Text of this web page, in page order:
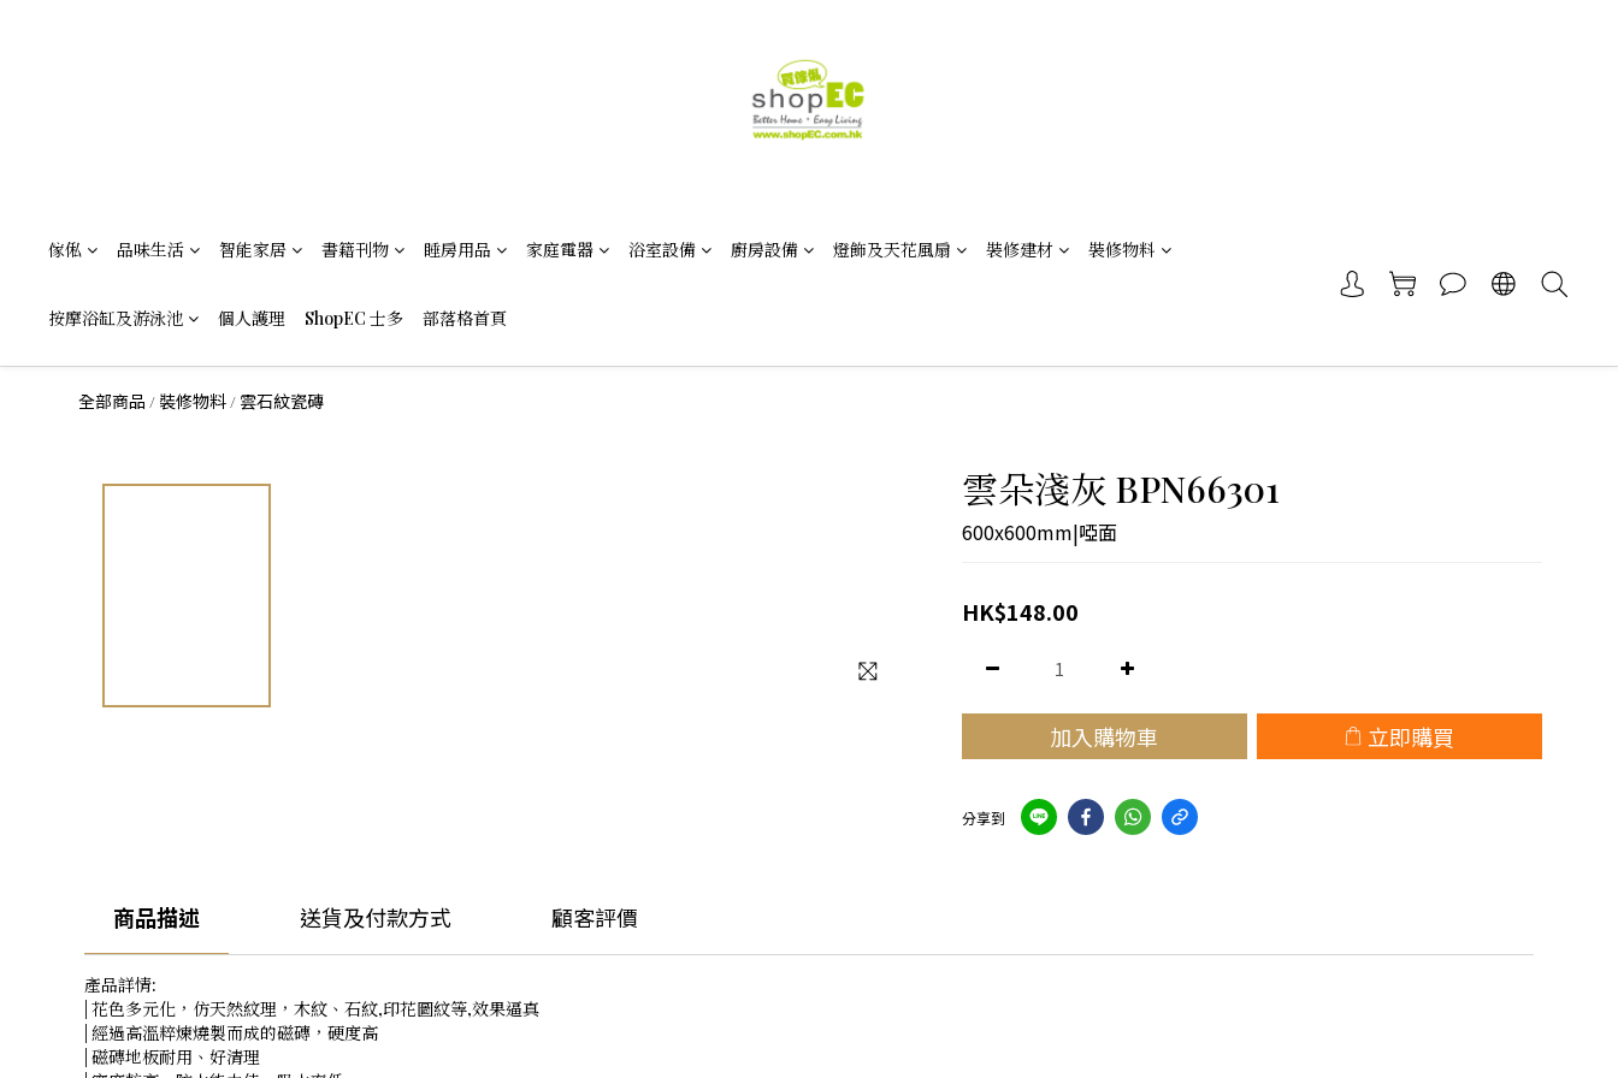
傢俬 品味生活 智能家居 書籍刊物 睡房用品 家庭電器 浴室設備 廚房設備 燈飾及天花風扇 裝修建材 裝修物料
按摩浴缸及游泳池 個人護理 ShopEC 士多 部落格首頁
全部商品 / 裝修物料 / 雲石紋瓷磚
雲朵淺灰 BPN66301
600x600mm|啞面
HK$148.00
加入購物車 立即購買
分享到
商品描述 送貨及付款方式 顧客評價
產品詳情:
| 花色多元化，仿天然紋理，木紋、石紋,印花圖紋等,效果逼真
| 經過高溫粹煉燒製而成的磁磚，硬度高
| 磁磚地板耐用、好清理